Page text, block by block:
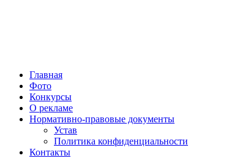
Народная трибуна
Калининская районная газета
Главная
Фото
Конкурсы
О рекламе
Нормативно-правовые документы
Устав
Политика конфиденциальности
Контакты